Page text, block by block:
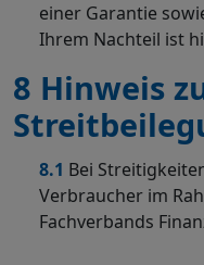
einer Garantie
Ihrem Nachteil ist
8 Hinweis
8.1 Bei
Verbraucher im
Fachverbands